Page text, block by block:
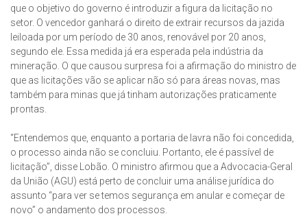
que o objetivo do governo é introduzir a figura da licitação no
setor. O vencedor ganhará o direito de extrair recursos da jazida
leiloada por um período de 30 anos, renovável por 20 anos,
segundo ele. Essa medida já era esperada pela indústria da
mineração. O que causou surpresa foi a afirmação do ministro de
que as licitações vão se aplicar não só para áreas novas, mas
também para minas que já tinham autorizações praticamente
prontas.
“Entendemos que, enquanto a portaria de lavra não foi concedida,
o processo ainda não se concluiu. Portanto, ele é passível de
licitação”, disse Lobão. O ministro afirmou que a Advocacia-Geral
da União (AGU) está perto de concluir uma análise jurídica do
assunto “para ver se temos segurança em anular e começar de
novo” o andamento dos processos.